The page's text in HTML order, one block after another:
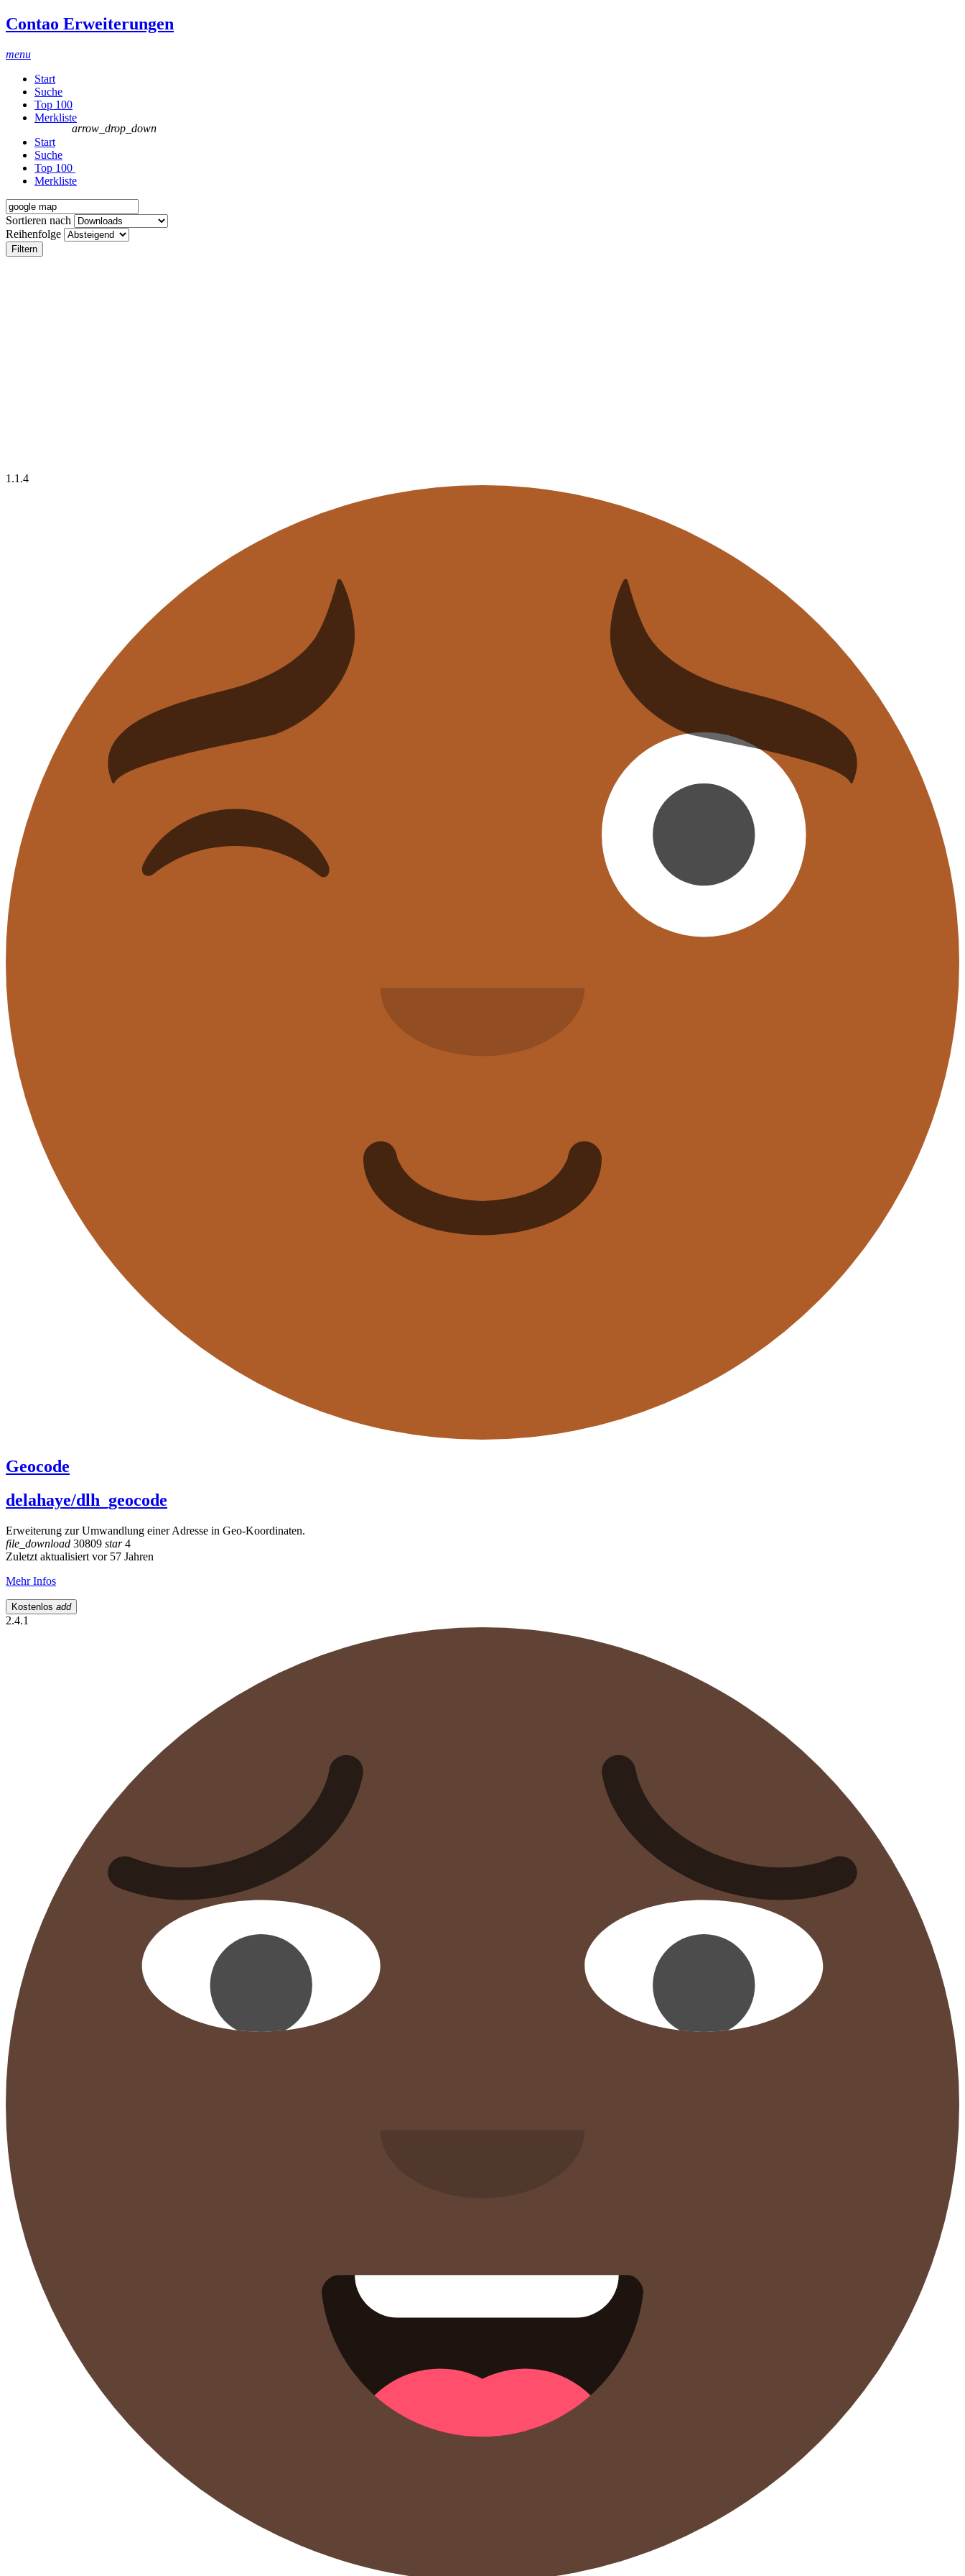
Contao Erweiterungen
menu
Start
Suche
Top 100
Merkliste
Start
Suche
Top 100
arrow_drop_down
Merkliste
Sortieren nach
Reihenfolge
Filtern
1.1.4
Geocode
delahaye/dlh_geocode
Erweiterung zur Umwandlung einer Adresse in Geo-Koordinaten.
file_download 30809 star4
Zuletzt aktualisiert vor 57 Jahren
Mehr Infos
Kostenlos add
2.4.1